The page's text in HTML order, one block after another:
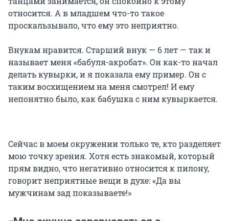
относится. А в младшем что-то такое
проскальзывало, что ему это неприятно.
Внукам нравится. Старший внук — 6 лет — так и
называет меня «бабуля-акробат». Он как-то начал
делать кувырки, и я показала ему пример. Он с
таким восхищением на меня смотрел! И ему
непонятно было, как бабушка с ним кувыркается.
Сейчас в моем окружении только те, кто разделяет
мою точку зрения. Хотя есть знакомый, который
прям видно, что негативно относится к пилону,
говорит неприятные вещи в духе: «Да вы
мужчинам зад показываете!»